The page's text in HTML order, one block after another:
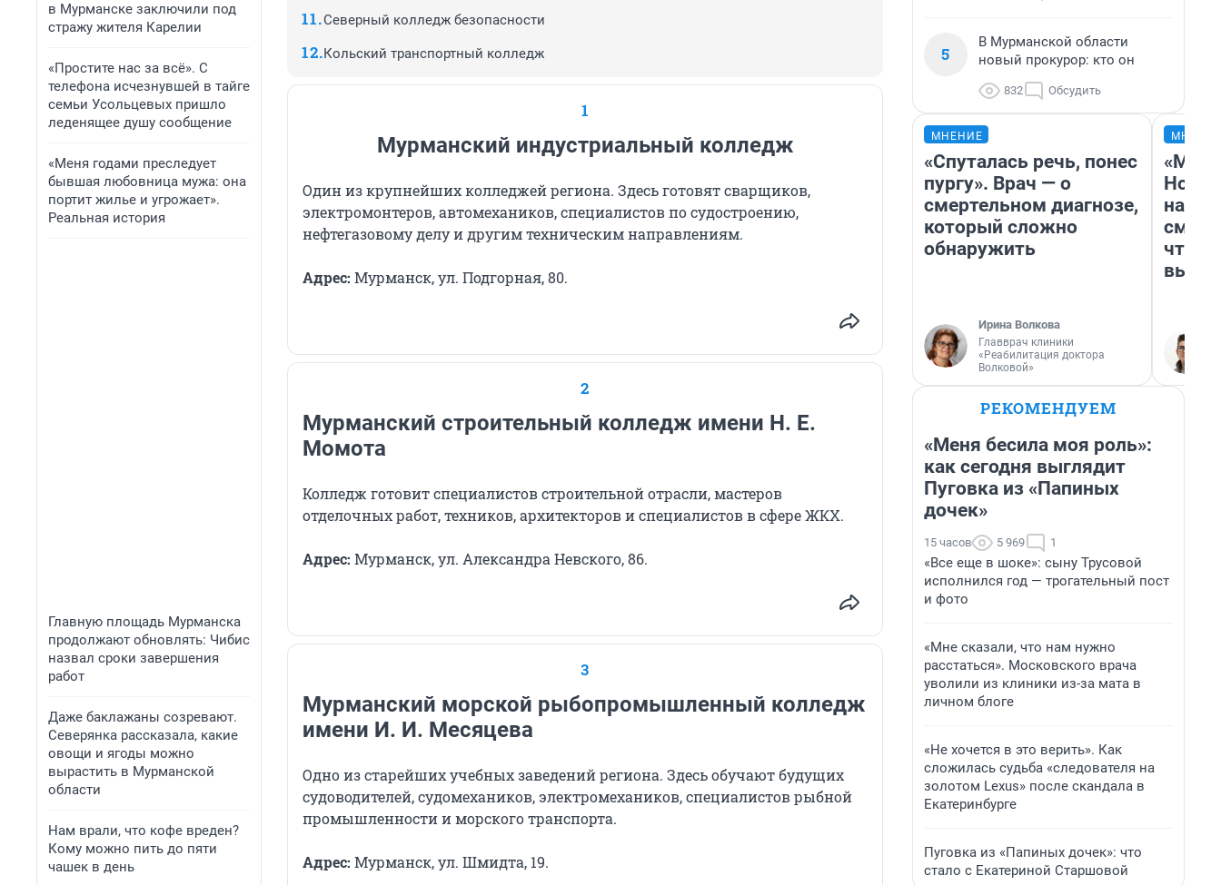
в Мурманске заключили под
стражу жителя Карелии
«Простите нас за всё». С
телефона исчезнувшей в тайге
семьи Усольцевых пришло
леденящее душу сообщение
«Меня годами преследует
бывшая любовница мужа: она
портит жилье и угрожает».
Реальная история
Главную площадь Мурманска
продолжают обновлять: Чибис
назвал сроки завершения
работ
Даже баклажаны созревают.
Северянка рассказала, какие
овощи и ягоды можно
вырастить в Мурманской
области
Нам врали, что кофе вреден?
Кому можно пить до пяти
чашек в день
Северный колледж безопасности
Кольский транспортный колледж
1
Мурманский индустриальный колледж
Один из крупнейших колледжей региона. Здесь готовят сварщиков,
электромонтеров, автомехаников, специалистов по судостроению,
нефтегазовому делу и другим техническим направлениям.
Адрес: Мурманск, ул. Подгорная, 80.
2
Мурманский строительный колледж имени Н. Е.
Момота
Колледж готовит специалистов строительной отрасли, мастеров
отделочных работ, техников, архитекторов и специалистов в сфере ЖКХ.
Адрес: Мурманск, ул. Александра Невского, 86.
3
Мурманский морской рыбопромышленный колледж
имени И. И. Месяцева
Одно из старейших учебных заведений региона. Здесь обучают будущих
судоводителей, судомехаников, электромехаников, специалистов рыбной
промышленности и морского транспорта.
Адрес: Мурманск, ул. Шмидта, 19.
5
В Мурманской области
новый прокурор: кто он
832 Обсудить
МНЕНИЕ
«Спуталась речь, понес
пургу». Врач — о
смертельном диагнозе,
который сложно
обнаружить
Ирина Волкова
Главврач клиники
«Реабилитация доктора
Волковой»
«Мы
РЕКОМЕНДУЕМ
«Меня бесила моя роль»:
как сегодня выглядит
Пуговка из «Папиных
дочек»
15 часов 5 969 1
«Все еще в шоке»: сыну Трусовой
исполнился год — трогательный пост
и фото
«Мне сказали, что нам нужно
расстаться». Московского врача
уволили из клиники из-за мата в
личном блоге
«Не хочется в это верить». Как
сложилась судьба «следователя на
золотом Lexus» после скандала в
Екатеринбурге
Пуговка из «Папиных дочек»: что
стало с Екатериной Старшовой